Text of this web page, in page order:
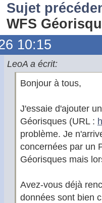
Sujet
WFS
10:15
LeoA a écrit:
Bonjour à tous,
J'essaie d'ajouter
Géorisques (URL :
problème. Je
concernées par un
Géorisques mais
Avez-vous déjà
données sont bien